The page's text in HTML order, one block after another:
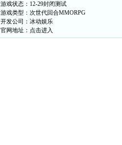
游戏状态：12-29封闭测试
游戏类型：次世代回合MMORPG
开发公司：冰动娱乐
官网地址： 点击进入